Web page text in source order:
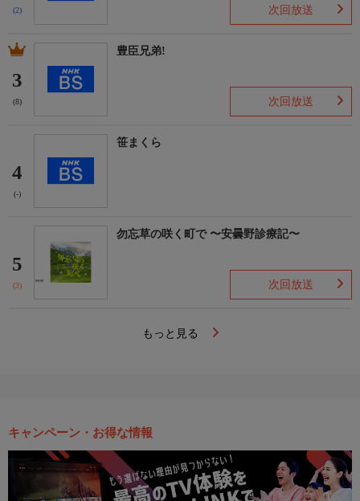
(2) 次回放送
3
(8)
豊臣兄弟!
次回放送
4
(-)
笹まくら
5
(3)
勿忘草の咲く町で 〜安曇野診療記〜
次回放送
もっと見る
キャンペーン・お得な情報